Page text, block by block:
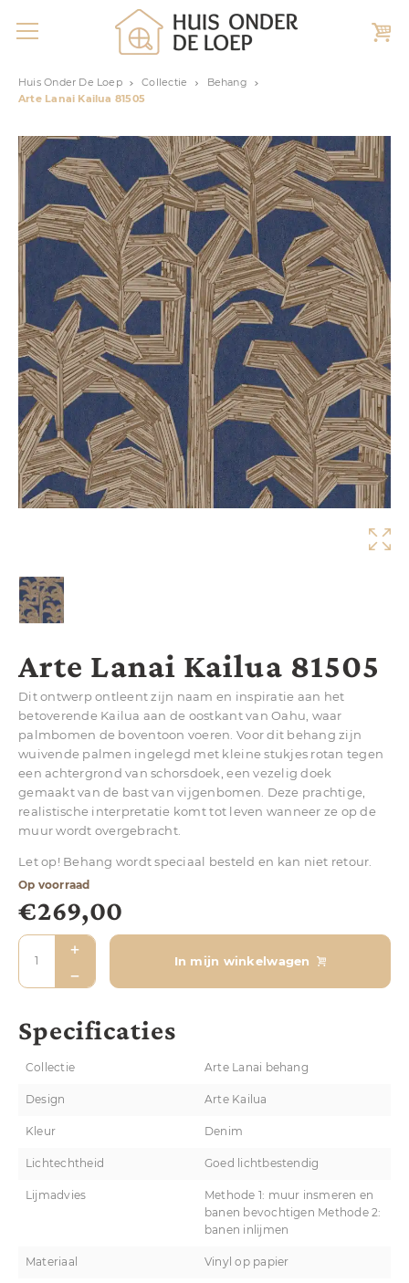
Huis Onder De Loep Collectie
Behang
Arte Lanai Kailua 81505
Arte Lanai Kailua 81505
Dit ontwerp ontleent zijn naam en inspiratie aan het
betoverende Kailua aan de oostkant van Oahu, waar
palmbomen de boventoon voeren. Voor dit behang zijn
wuivende palmen ingelegd met kleine stukjes rotan tegen
een achtergrond van schorsdoek, een vezelig doek
gemaakt van de bast van vijgenbomen. Deze prachtige,
realistische interpretatie komt tot leven wanneer ze op de
muur wordt overgebracht.
Let op! Behang wordt speciaal besteld en kan niet retour.
Op voorraad
€269,00
In mijn winkelwagen
Specificaties
Collectie Arte Lanai behang
Design Arte Kailua
Kleur Denim
Lichtechtheid Goed lichtbestendig
Lijmadvies
Methode 1: muur insmeren en
banen bevochtigen Methode 2:
banen inlijmen
Materiaal Vinyl op papier